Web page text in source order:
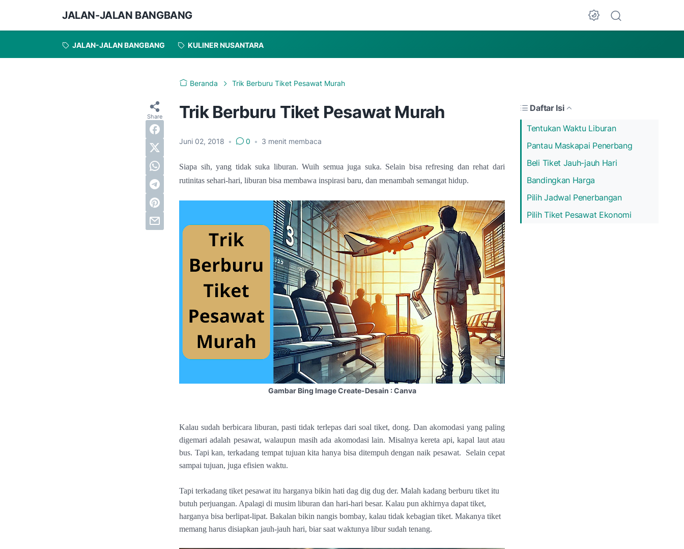
JALAN-JALAN BANGBANG
Dark Mode
JALAN-JALAN BANGBANG KULINER NUSANTARA
Beranda Trik Berburu Tiket Pesawat Murah
Trik Berburu Tiket Pesawat Murah
Juni 02, 2018 • 0 • 3 menit membaca
Daftar Isi
Tentukan Waktu Liburan
Pantau Maskapai Penerbang
Beli Tiket Jauh-jauh Hari
Bandingkan Harga
Pilih Jadwal Penerbangan
Pilih Tiket Pesawat Ekonomi
Siapa sih, yang tidak suka liburan. Wuih semua juga suka. Selain bisa refresing dan rehat dari
rutinitas sehari-hari, liburan bisa membawa inspirasi baru, dan menambah semangat hidup.
Gambar Bing Image Create-Desain : Canva
Kalau sudah berbicara liburan, pasti tidak terlepas dari soal tiket, dong. Dan akomodasi yang paling
digemari adalah pesawat, walaupun masih ada akomodasi lain. Misalnya kereta api, kapal laut atau
bus. Tapi kan, terkadang tempat tujuan kita hanya bisa ditempuh dengan naik pesawat. Selain cepat
sampai tujuan, juga efisien waktu.
Tapi terkadang tiket pesawat itu harganya bikin hati dag dig dug der. Malah kadang berburu tiket itu
butuh perjuangan. Apalagi di musim liburan dan hari-hari besar. Kalau pun akhirnya dapat tiket,
harganya bisa berlipat-lipat. Bakalan bikin nangis bombay, kalau tidak kebagian tiket. Makanya tiket
memang harus disiapkan jauh-jauh hari, biar saat waktunya libur sudah tenang.